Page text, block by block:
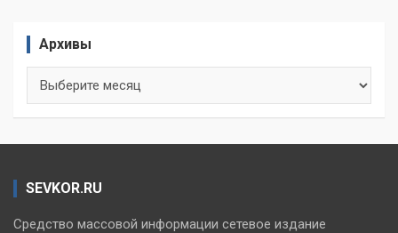
Архивы
SEVKOR.RU
Средство массовой информации сетевое издание